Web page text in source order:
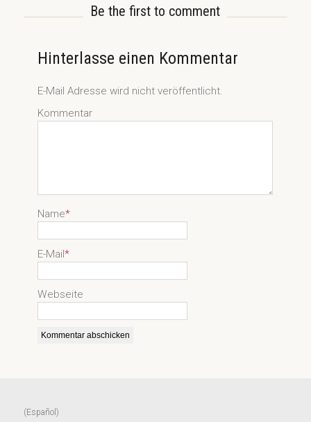
Be the first to comment
Hinterlasse einen Kommentar
E-Mail Adresse wird nicht veröffentlicht.
Kommentar
Name*
E-Mail*
Webseite
(Español)